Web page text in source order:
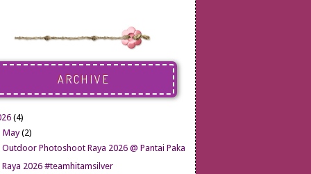
ARCHIVE
(4)
May (2)
Outdoor Photoshoot Raya 2026 @ Pantai Paka
Raya 2026 #teamhitamsilver